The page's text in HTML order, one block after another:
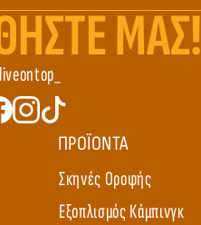
ΜΑΣ!
ΠΡΟΪΟΝΤΑ
Σκηνές Οροφής
Εξοπλισμός Κάμπινγκ